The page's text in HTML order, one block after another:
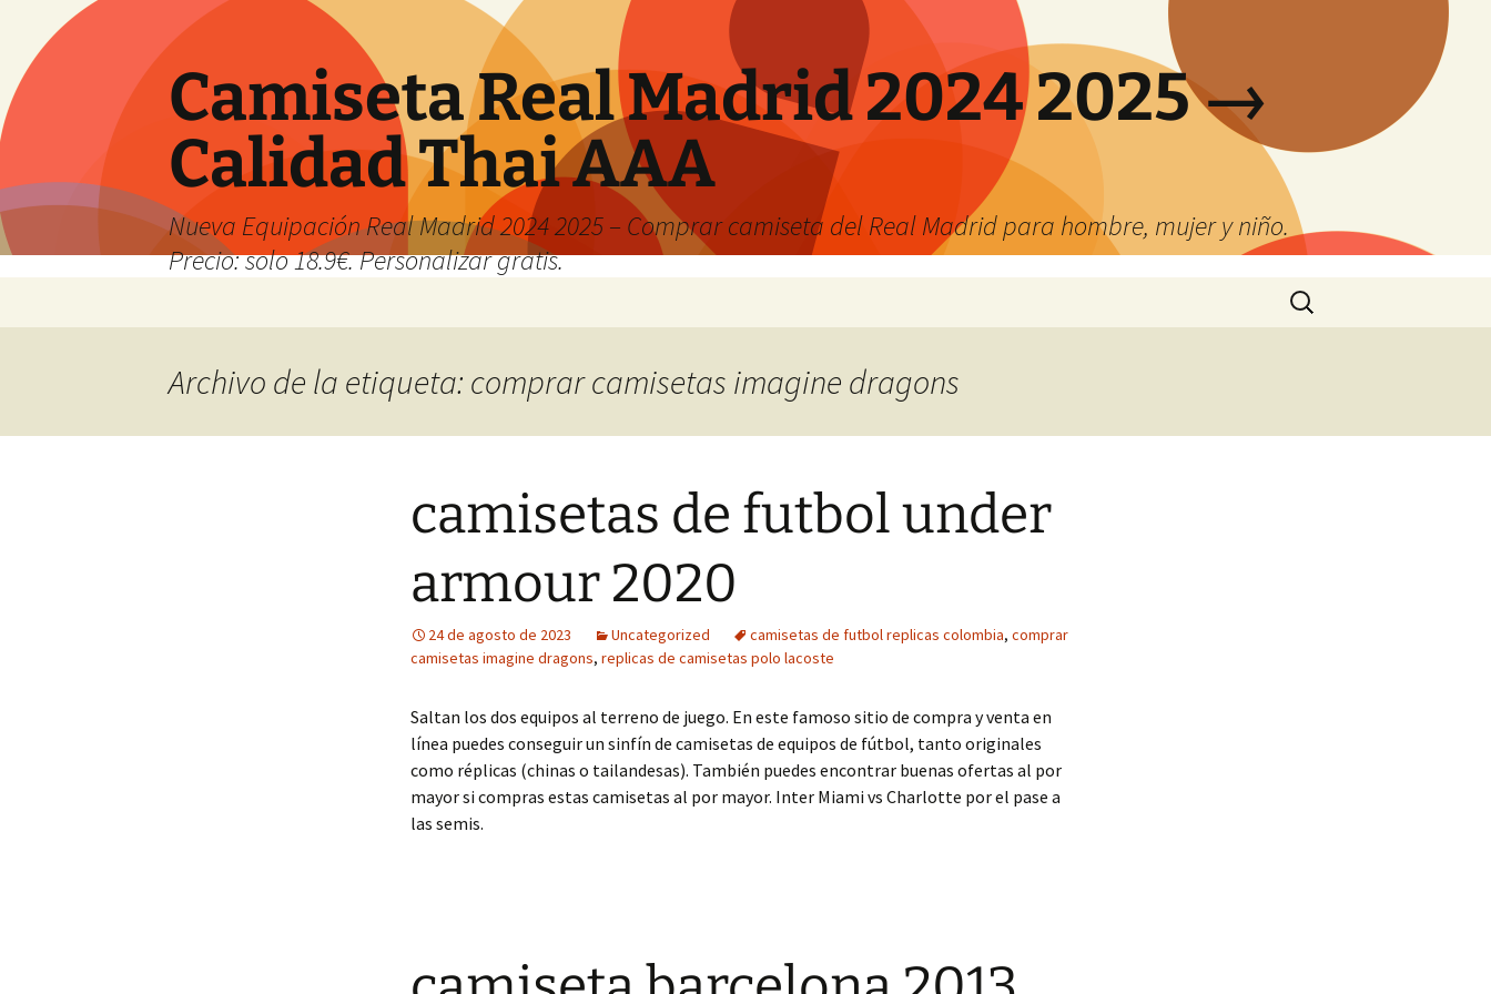
Camiseta Real Madrid 2024 2025 →
Calidad Thai AAA
Nueva Equipación Real Madrid 2024 2025 – Comprar camiseta del Real Madrid para hombre, mujer y niño.
Precio: solo 18.9€. Personalizar gratis.
Buscar:
Archivo de la etiqueta: comprar camisetas imagine dragons
camisetas de futbol under
armour 2020
24 de agosto de 2023 Uncategorized camisetas de futbol replicas colombia, comprar
camisetas imagine dragons, replicas de camisetas polo lacoste
Saltan los dos equipos al terreno de juego. En este famoso sitio de compra y venta en
línea puedes conseguir un sinfín de camisetas de equipos de fútbol, tanto originales
como réplicas (chinas o tailandesas). También puedes encontrar buenas ofertas al por
mayor si compras estas camisetas al por mayor. Inter Miami vs Charlotte por el pase a
las semis.